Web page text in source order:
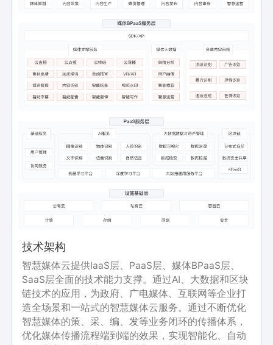
技术架构
智慧媒体云提供IaaS层、PaaS层、媒体BPaaS层、
SaaS层全面的技术能力支撑。通过AI、大数据和区块
链技术的应用，为政府、广电媒体、互联网等企业打
造全场景和一站式的智慧媒体云服务。通过不断优化
智慧媒体的策、采、编、发等业务闭环的传播体系，
优化媒体传播流程端到端的效果，实现智能化、自动